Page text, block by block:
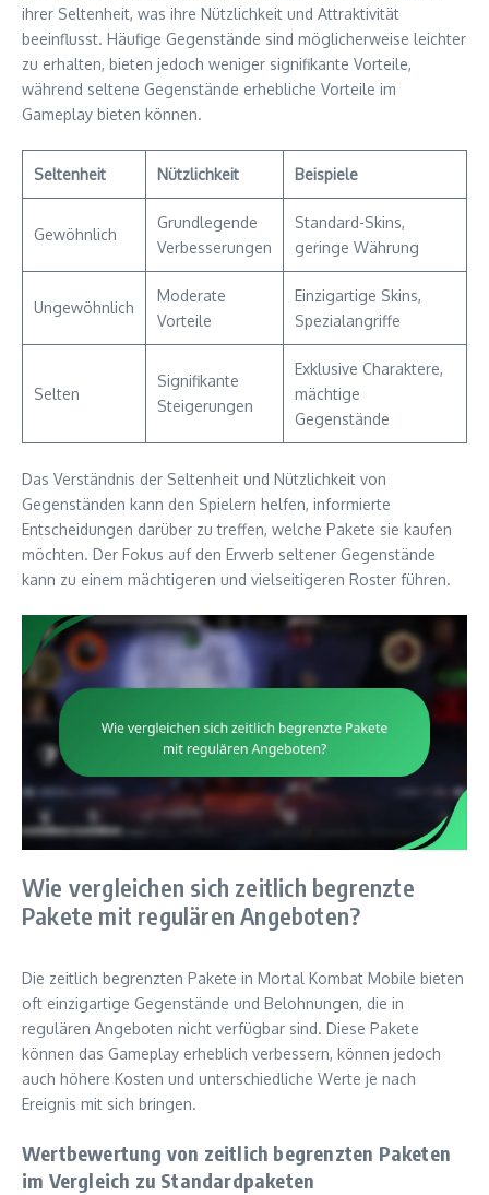
ihrer Seltenheit, was ihre Nützlichkeit und Attraktivität
beeinflusst. Häufige Gegenstände sind möglicherweise leichter
zu erhalten, bieten jedoch weniger signifikante Vorteile,
während seltene Gegenstände erhebliche Vorteile im
Gameplay bieten können.
Seltenheit Nützlichkeit Beispiele
Gewöhnlich
Grundlegende
Verbesserungen
Standard-Skins,
geringe Währung
Ungewöhnlich
Moderate
Vorteile
Einzigartige Skins,
Spezialangriffe
Selten
Signifikante
Steigerungen
Exklusive Charaktere,
mächtige
Gegenstände
Das Verständnis der Seltenheit und Nützlichkeit von
Gegenständen kann den Spielern helfen, informierte
Entscheidungen darüber zu treffen, welche Pakete sie kaufen
möchten. Der Fokus auf den Erwerb seltener Gegenstände
kann zu einem mächtigeren und vielseitigeren Roster führen.
Wie vergleichen sich zeitlich begrenzte
Pakete mit regulären Angeboten?
Die zeitlich begrenzten Pakete in Mortal Kombat Mobile bieten
oft einzigartige Gegenstände und Belohnungen, die in
regulären Angeboten nicht verfügbar sind. Diese Pakete
können das Gameplay erheblich verbessern, können jedoch
auch höhere Kosten und unterschiedliche Werte je nach
Ereignis mit sich bringen.
Wertbewertung von zeitlich begrenzten Paketen
im Vergleich zu Standardpaketen